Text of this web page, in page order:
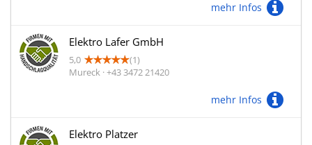
mehr Infos
Elektro Lafer GmbH
5,0
(1)
Mureck · +43 3472 21420
mehr Infos
Elektro Platzer